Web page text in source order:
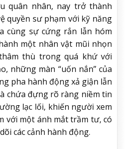
quân nhân, nay trở thành
quyền sư phạm với kỹ năng
cùng sự cứng rắn lẫn hóm
một nhân vật mũi nhọn
thù trong quá khứ với
những màn “uốn nắn” của
pha hành động xả giận lẫn
chứa đựng rõ ràng niềm tin
lạc lối, khiến người xem
với một ánh mắt trầm tư, có
các cảnh hành động.